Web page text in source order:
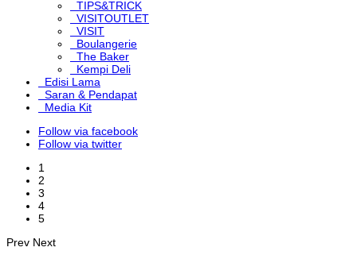
TIPS&TRICK
VISITOUTLET
VISIT
Boulangerie
The Baker
Kempi Deli
Edisi Lama
Saran & Pendapat
Media Kit
Follow via facebook
Follow via twitter
1
2
3
4
5
Prev Next